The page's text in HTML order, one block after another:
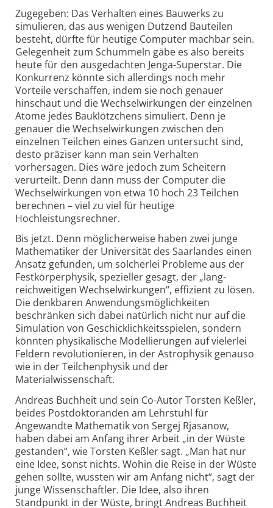
Zugegeben: Das Verhalten eines Bauwerks zu
simulieren, das aus wenigen Dutzend Bauteilen
besteht, dürfte für heutige Computer machbar sein.
Gelegenheit zum Schummeln gäbe es also bereits
heute für den ausgedachten Jenga-Superstar. Die
Konkurrenz könnte sich allerdings noch mehr
Vorteile verschaffen, indem sie noch genauer
hinschaut und die Wechselwirkungen der einzelnen
Atome jedes Bauklötzchens simuliert. Denn je
genauer die Wechselwirkungen zwischen den
einzelnen Teilchen eines Ganzen untersucht sind,
desto präziser kann man sein Verhalten
vorhersagen. Dies wäre jedoch zum Scheitern
verurteilt. Denn dann muss der Computer die
Wechselwirkungen von etwa 10 hoch 23 Teilchen
berechnen – viel zu viel für heutige
Hochleistungsrechner.
Bis jetzt. Denn möglicherweise haben zwei junge
Mathematiker der Universität des Saarlandes einen
Ansatz gefunden, um solcherlei Probleme aus der
Festkörperphysik, spezieller gesagt, der „lang­
reichweitigen Wechselwirkungen“, effizient zu lösen.
Die denkbaren Anwendungs­möglichkeiten
beschränken sich dabei natürlich nicht nur auf die
Simulation von Geschicklichkeits­spielen, sondern
könnten physikalische Modellierungen auf vielerlei
Feldern revolutionieren, in der Astrophysik genauso
wie in der Teilchenphysik und der
Materialwissenschaft.
Andreas Buchheit und sein Co-Autor Torsten Keßler,
beides Postdoktoranden am Lehrstuhl für
Angewandte Mathematik von Sergej Rjasanow,
haben dabei am Anfang ihrer Arbeit „in der Wüste
gestanden“, wie Torsten Keßler sagt. „Man hat nur
eine Idee, sonst nichts. Wohin die Reise in der Wüste
gehen sollte, wussten wir am Anfang nicht“, sagt der
junge Wissenschaftler. Die Idee, also ihren
Standpunkt in der Wüste, bringt Andreas Buchheit